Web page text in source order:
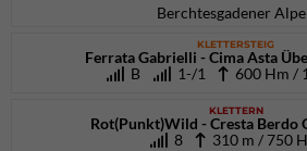
Berchtesgadener
KLETTERSTEIG
Ferrata Gabrielli - Cima Asta
B
1-/1 600 Hm /
KLETTERN
Rot(Punkt)Wild - Cresta Berdo
8
310 m / 750